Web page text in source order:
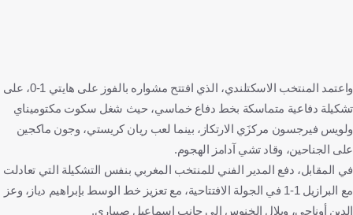
واعتمد المنتخب الاسكتلندي، الذي افتتح مشواره بالفوز على هايتي 1-0، على
تشكيلة دفاعية متماسكة بخط دفاع خماسي، حيث شغل سكوت مكتوميناي
ولويس فيرجسون مركزَي الارتكاز، بينما لعب ريان كريستي، وجون ماكجين
على الجناحين، وقاد تشي آدامز الهجوم.
في المقابل، دفع المدير الفني للمنتخب المغربي بنفس التشكيلة التي تعادلت
مع البرازيل 1-1 في الجولة الافتتاحية، مع تعزيز خط الوسط بإبراهيم دياز، وعز
الدين أوناحي، وبلال الخنوس إلى جانب إسماعيل صيباري.